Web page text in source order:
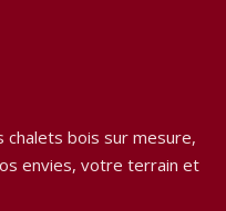
chalets bois sur mesure,
envies, votre terrain et